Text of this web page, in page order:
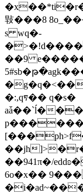
㪋���8
s wԛ�­
��9
�:,q᥏�� q�s�
aǡ��`ĺ�
��jh
��941π�/
6o�x��